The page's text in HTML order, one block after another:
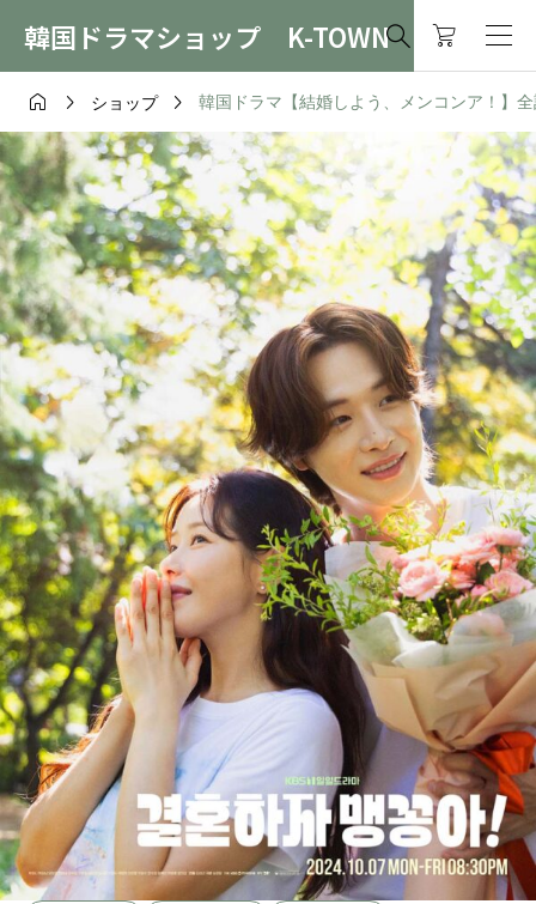
韓国ドラマショップ K-TOWN
  ショップ  韓国ドラマ【結婚しよう、メンコンア！】